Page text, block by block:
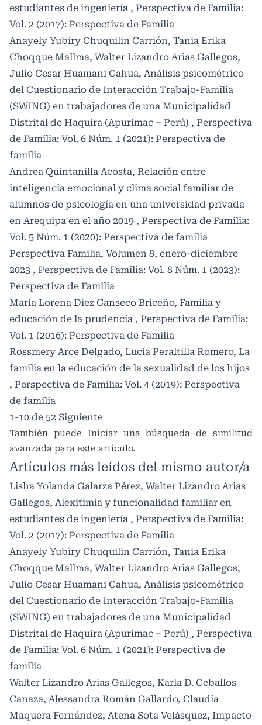
estudiantes de ingeniería , Perspectiva de Familia:
Vol. 2 (2017): Perspectiva de Familia
Anayely Yubiry Chuquilin Carrión, Tania Erika
Choqque Mallma, Walter Lizandro Arias Gallegos,
Julio Cesar Huamani Cahua, Análisis psicométrico
del Cuestionario de Interacción Trabajo-Familia
(SWING) en trabajadores de una Municipalidad
Distrital de Haquira (Apurímac – Perú) , Perspectiva
de Familia: Vol. 6 Núm. 1 (2021): Perspectiva de
familia
Andrea Quintanilla Acosta, Relación entre
inteligencia emocional y clima social familiar de
alumnos de psicología en una universidad privada
en Arequipa en el año 2019 , Perspectiva de Familia:
Vol. 5 Núm. 1 (2020): Perspectiva de familia
Perspectiva Familia, Volumen 8, enero-diciembre
2023 , Perspectiva de Familia: Vol. 8 Núm. 1 (2023):
Perspectiva de Familia
María Lorena Diez Canseco Briceño, Familia y
educación de la prudencia , Perspectiva de Familia:
Vol. 1 (2016): Perspectiva de Familia
Rossmery Arce Delgado, Lucía Peraltilla Romero, La
familia en la educación de la sexualidad de los hijos
, Perspectiva de Familia: Vol. 4 (2019): Perspectiva
de familia
1-10 de 52 Siguiente
También puede Iniciar una búsqueda de similitud
avanzada para este artículo.
Artículos más leídos del mismo autor/a
Lisha Yolanda Galarza Pérez, Walter Lizandro Arias
Gallegos, Alexitimia y funcionalidad familiar en
estudiantes de ingeniería , Perspectiva de Familia:
Vol. 2 (2017): Perspectiva de Familia
Anayely Yubiry Chuquilin Carrión, Tania Erika
Choqque Mallma, Walter Lizandro Arias Gallegos,
Julio Cesar Huamani Cahua, Análisis psicométrico
del Cuestionario de Interacción Trabajo-Familia
(SWING) en trabajadores de una Municipalidad
Distrital de Haquira (Apurímac – Perú) , Perspectiva
de Familia: Vol. 6 Núm. 1 (2021): Perspectiva de
familia
Walter Lizandro Arias Gallegos, Karla D. Ceballos
Canaza, Alessandra Román Gallardo, Claudia
Maquera Fernández, Atena Sota Velásquez, Impacto